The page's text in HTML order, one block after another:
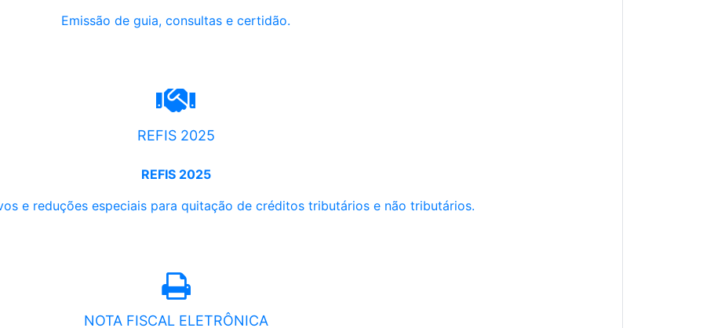
Emissão de guia, consultas e certidão.
REFIS 2025
REFIS 2025
e reduções especiais para quitação de créditos tributários e não tributários.
NOTA FISCAL ELETRÔNICA